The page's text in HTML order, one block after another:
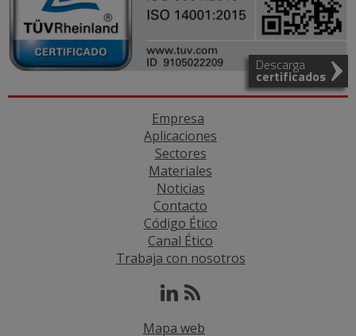
Descarga
certificados
Empresa
Aplicaciones
Sectores
Materiales
Noticias
Contacto
Código Ético
Canal Ético
Trabaja con nosotros
Mapa web